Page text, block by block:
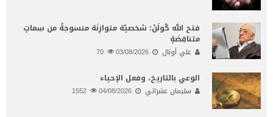
فتح الله كُولَنْ: شخصيّة متوازِنَة منسوجةٌ من سِماتٍ
متناقِضَةٍ
علي أونال 03/08/2026
الوعي بالتاريخ، وفعل الإحياء
سليمان عشراتي 04/08/2026